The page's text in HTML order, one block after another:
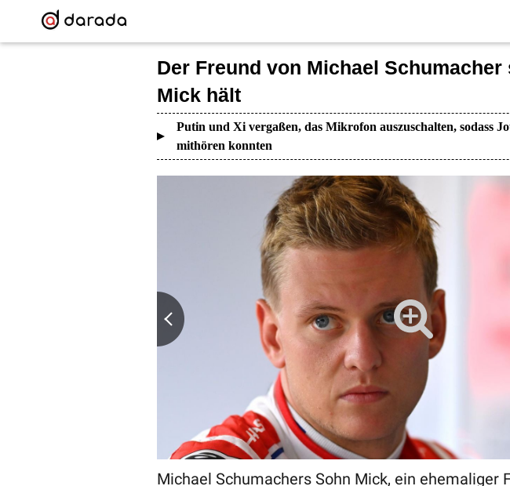
Der Freund von Michael Schumacher
Mick hält
Putin und Xi vergaßen, das Mikrofon auszuschalten, sodass
mithören konnten
Michael Schumachers Sohn Mick, ein ehemaliger